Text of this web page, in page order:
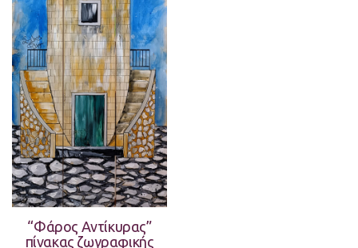
“Φάρος Αντίκυρας”
πίνακας ζωγραφικής